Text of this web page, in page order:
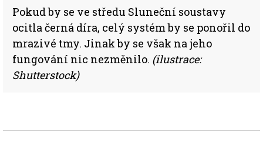
Pokud by se ve středu Sluneční soustavy
ocitla černá díra, celý systém by se ponořil do
mrazivé tmy. Jinak by se však na jeho
fungování nic nezměnilo. (ilustrace:
Shutterstock)